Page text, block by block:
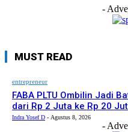
-
MUST READ
entrepreneur
FABA PLTU Ombilin Jadi
dari Rp 2 Juta ke Rp 20
Indra Yosef D - Agustus 8, 2026
-